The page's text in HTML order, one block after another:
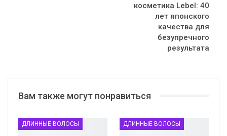
косметика Lebel: 40
лет японского
качества для
безупречного
результата
Вам также могут понравиться
ДЛИННЫЕ ВОЛОСЫ ДЛИННЫЕ ВОЛОСЫ